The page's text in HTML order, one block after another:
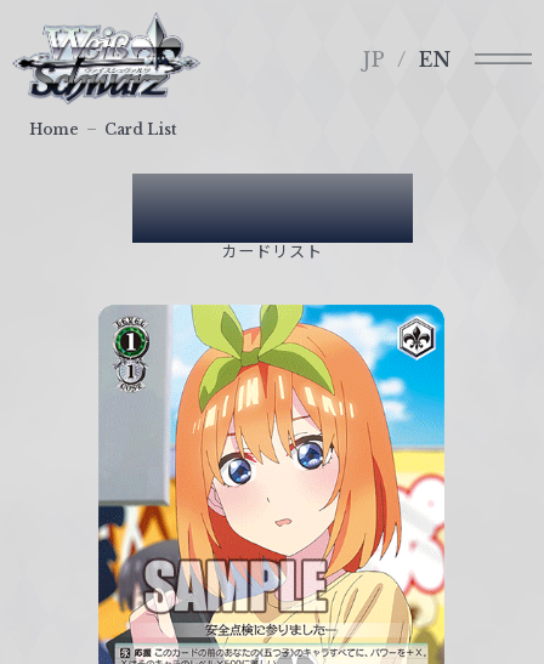
ァ
イ
JP EN
Card List
カードリスト
Home Card List